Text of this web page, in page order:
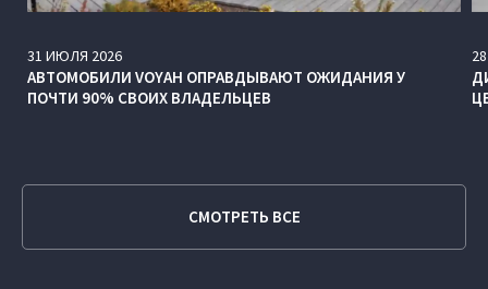
31 ИЮЛЯ 2026
АВТОМОБИЛИ VOYAH ОПРАВДЫВАЮТ ОЖИДАНИЯ У
ПОЧТИ 90% СВОИХ ВЛАДЕЛЬЦЕВ
28
СМОТРЕТЬ ВСЕ